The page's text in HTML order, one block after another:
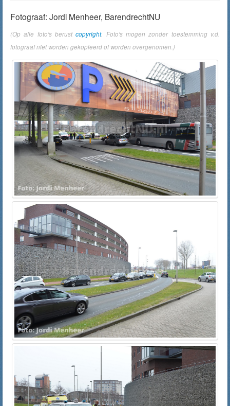
Fotograaf: Jordi Menheer, BarendrechtNU
(Op alle foto's berustcopyright. Foto's mogen zonder toestemming v.d.
fotograaf niet worden gekopieerd of worden overgenomen.)